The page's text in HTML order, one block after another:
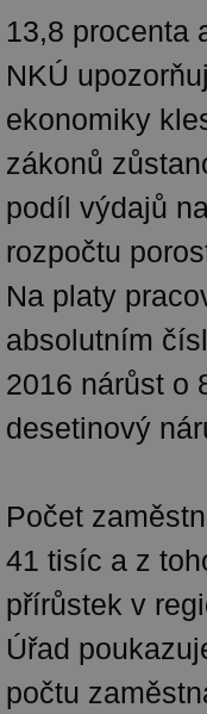
13,8 procenta
NKÚ
ekonomiky
zákonů
podíl výdajů
rozpočtu
Na platy
absolutním
2016 nárůst o
desetinový
Počet
41 tisíc a z
přírůstek v
Úřad
počtu